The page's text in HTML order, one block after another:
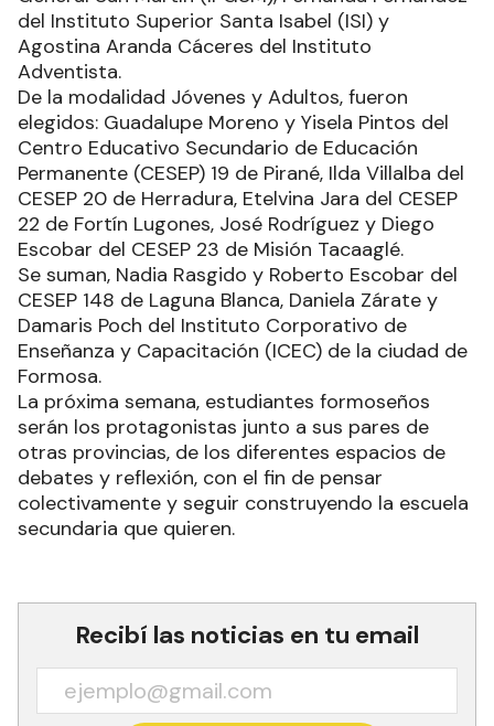
del Instituto Superior Santa Isabel (ISI) y
Agostina Aranda Cáceres del Instituto
Adventista.
De la modalidad Jóvenes y Adultos, fueron
elegidos: Guadalupe Moreno y Yisela Pintos del
Centro Educativo Secundario de Educación
Permanente (CESEP) 19 de Pirané, Ilda Villalba del
CESEP 20 de Herradura, Etelvina Jara del CESEP
22 de Fortín Lugones, José Rodríguez y Diego
Escobar del CESEP 23 de Misión Tacaaglé.
Se suman, Nadia Rasgido y Roberto Escobar del
CESEP 148 de Laguna Blanca, Daniela Zárate y
Damaris Poch del Instituto Corporativo de
Enseñanza y Capacitación (ICEC) de la ciudad de
Formosa.
La próxima semana, estudiantes formoseños
serán los protagonistas junto a sus pares de
otras provincias, de los diferentes espacios de
debates y reflexión, con el fin de pensar
colectivamente y seguir construyendo la escuela
secundaria que quieren.
Recibí las noticias en tu email